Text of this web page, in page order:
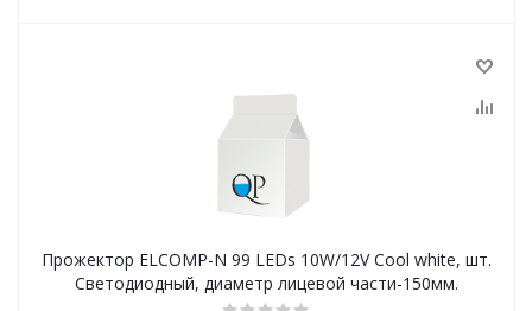
Прожектор ELCOMP-N 99 LEDs 10W/12V Cool white, шт.
Светодиодный, диаметр лицевой части-150мм.